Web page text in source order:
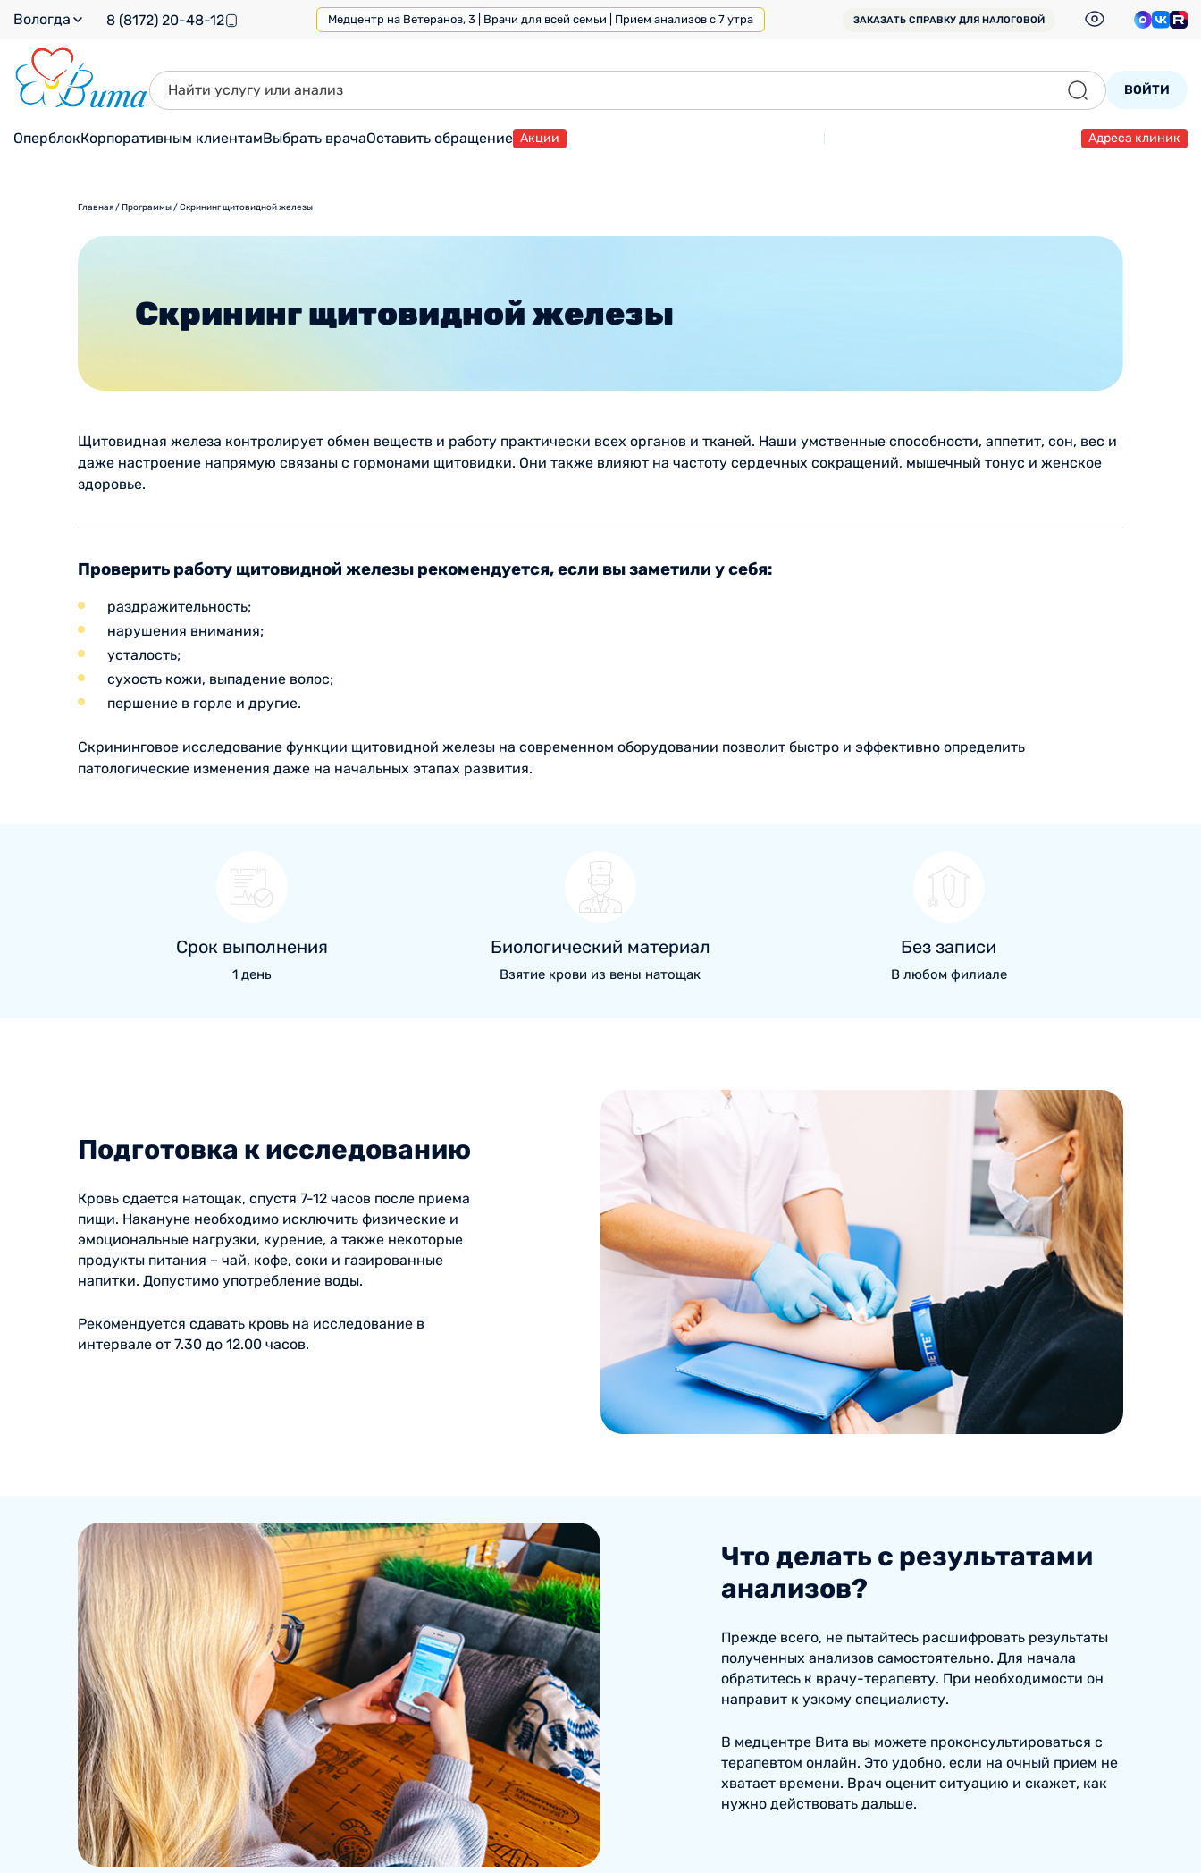
Вологда 8 (8172) 20-48-12 Медцентр на Ветеранов, 3 | Врачи для всей семьи | Прием анализов с 7 утра ЗАКАЗАТЬ СПРАВКУ ДЛЯ НАЛОГОВОЙ
ВОЙТИ
ОперблокКорпоративным клиентамВыбрать врачаОставить обращение Акции Адреса клиник
Главная/Программы/Скрининг щитовидной железы
Скрининг щитовидной железы
Щитовидная железа контролирует обмен веществ и работу практически всех органов и тканей. Наши умственные способности, аппетит, сон, вес и
даже настроение напрямую связаны с гормонами щитовидки. Они также влияют на частоту сердечных сокращений, мышечный тонус и женское
здоровье.
Проверить работу щитовидной железы рекомендуется, если вы заметили у себя:
раздражительность;
нарушения внимания;
усталость;
сухость кожи, выпадение волос;
першение в горле и другие.
Скрининговое исследование функции щитовидной железы на современном оборудовании позволит быстро и эффективно определить
патологические изменения даже на начальных этапах развития.
Срок выполнения
1 день
Биологический материал
Взятие крови из вены натощак
Без записи
В любом филиале
Подготовка к исследованию
Кровь сдается натощак, спустя 7-12 часов после приема
пищи. Накануне необходимо исключить физические и
эмоциональные нагрузки, курение, а также некоторые
продукты питания – чай, кофе, соки и газированные
напитки. Допустимо употребление воды.
Рекомендуется сдавать кровь на исследование в
интервале от 7.30 до 12.00 часов.
Что делать с результатами
анализов?
Прежде всего, не пытайтесь расшифровать результаты
полученных анализов самостоятельно. Для начала
обратитесь к врачу-терапевту. При необходимости он
направит к узкому специалисту.
В медцентре Вита вы можете проконсультироваться с
терапевтом онлайн. Это удобно, если на очный прием не
хватает времени. Врач оценит ситуацию и скажет, как
нужно действовать дальше.